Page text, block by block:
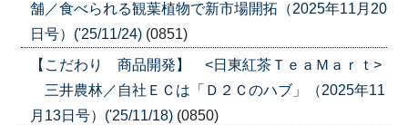
舗／食べられる観葉植物で新市場開拓（2025年11月20
日号）('25/11/24) (0851)
【こだわり 商品開発】 <日東紅茶ＴｅａＭａｒｔ>
三井農林／自社ＥＣは「Ｄ２Ｃのハブ」（2025年11
月13日号）('25/11/18) (0850)